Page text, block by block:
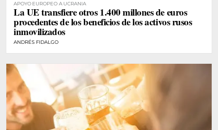
APOYO EUROPEO A UCRANIA
La UE transfiere otros 1.400 millones de euros
procedentes de los beneficios de los activos rusos
inmovilizados
ANDRÉS FIDALGO